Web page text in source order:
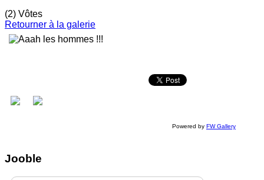
(2) Vôtes
Retourner à la galerie
Powered by FW Gallery
Jooble